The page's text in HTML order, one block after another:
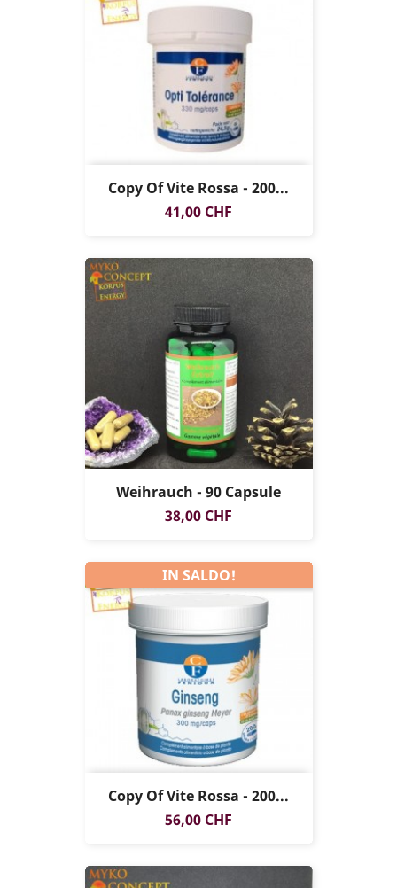
Copy Of Vite Rossa - 200...
Prezzo
41,00 CHF
Weihrauch - 90 Capsule
Prezzo
38,00 CHF
Copy Of Vite Rossa - 200...
Prezzo
56,00 CHF
IN SALDO!